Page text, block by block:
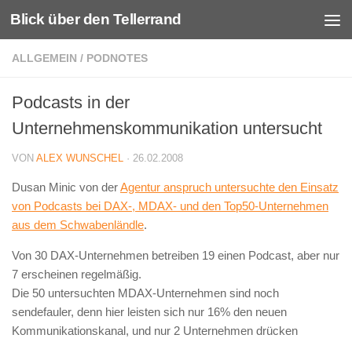
Unter dem Inhalt
Blick über den Tellerrand
ALLGEMEIN / PODNOTES
Podcasts in der
Unternehmenskommunikation untersucht
VON ALEX WUNSCHEL · 26.02.2008
Dusan Minic von derAgentur anspruch untersuchte den Einsatz
von Podcasts bei DAX-, MDAX- und den Top50-Unternehmen
aus dem Schwabenländle.
Von 30 DAX-Unternehmen betreiben 19 einen Podcast, aber nur
7 erscheinen regelmäßig.
Die 50 untersuchten MDAX-Unternehmen sind noch
sendefauler, denn hier leisten sich nur 16% den neuen
Kommunikationskanal, und nur 2 Unternehmen drücken